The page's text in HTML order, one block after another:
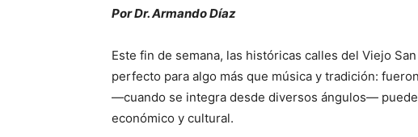
Por Dr. Armando Díaz
Este fin de semana, las históricas calles del Viejo
perfecto para algo más que música y tradición:
—cuando se integra desde diversos ángulos—
económico y cultural.